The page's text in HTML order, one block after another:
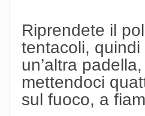
Riprendete il
tentacoli,
un’altra
mettendoci
sul fuoco, a